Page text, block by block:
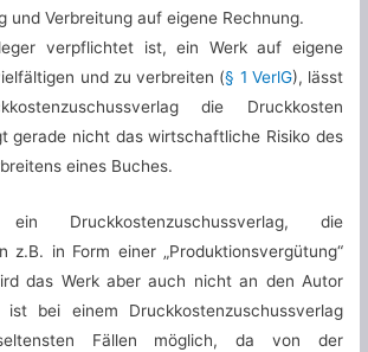
und Verbreitung auf eigene Rechnung.
verpflichtet ist, ein Werk auf eigene
und zu verbreiten (§ 1 VerlG), lässt
die Druckkosten
gerade nicht das wirtschaftliche Risiko des
eines Buches.
Druckkostenzuschussverlag, die
z.B. in Form einer „Produktionsvergütung“
das Werk aber auch nicht an den Autor
bei einem Druckkostenzuschussverlag
Fällen möglich, da von der